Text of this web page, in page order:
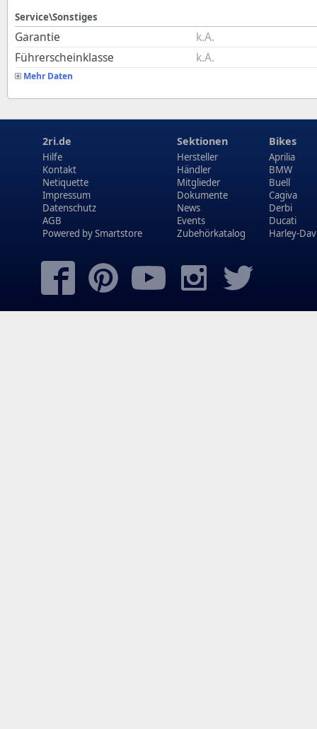
Service\Sonstiges
Garantie
k.A.
Führerscheinklasse
k.A.
Mehr Daten
2ri.de
Hilfe
Kontakt
Netiquette
Impressum
Datenschutz
AGB
Powered bySmartstore
Sektionen
Hersteller
Händler
Mitglieder
Dokumente
News
Events
Zubehörkatalog
Bikes
Aprilia
BMW
Buell
Cagiva
Derbi
Ducati
Harley-